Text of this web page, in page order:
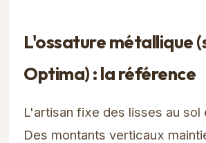
L'ossature métallique
Optima) : la référence
L'artisan fixe des lisses au sol
Des montants verticaux